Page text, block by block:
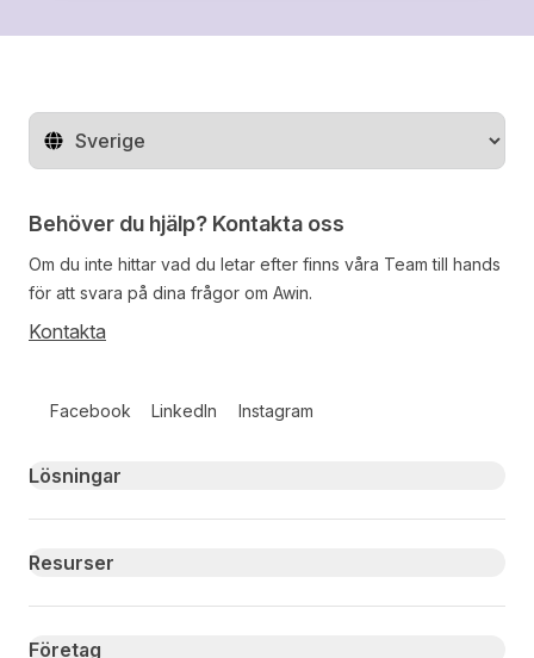
Byt land
Behöver du hjälp? Kontakta oss
Om du inte hittar vad du letar efter finns våra Team till hands
för att svara på dina frågor om Awin.
Kontakta
Facebook LinkedIn Instagram
Primary footer navigation
Lösningar
Resurser
Företag